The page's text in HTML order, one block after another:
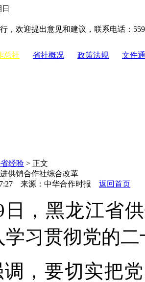
，欢迎提出意见和建议，联系电话：
总社 省社概况 政策法规 文件
经验 > 正文
供销合作社综合改革
来源：中华合作时报 返回首页
日，黑龙江省
学习贯彻党的
，要切实把